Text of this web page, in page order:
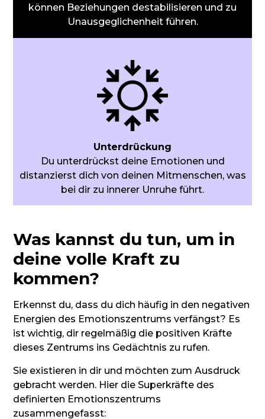
können Beziehungen destabilisieren und zu
Unausgeglichenheit führen.
Unterdrückung
Du unterdrückst deine Emotionen und
distanzierst dich von deinen Mitmenschen, was
bei dir zu innerer Unruhe führt.
Was kannst du tun, um in
deine volle Kraft zu
kommen?
Erkennst du, dass du dich häufig in den negativen
Energien des Emotionszentrums verfängst? Es
ist wichtig, dir regelmäßig die positiven Kräfte
dieses Zentrums ins Gedächtnis zu rufen.
Sie existieren in dir und möchten zum Ausdruck
gebracht werden. Hier die Superkräfte des
definierten Emotionszentrums
zusammengefasst: